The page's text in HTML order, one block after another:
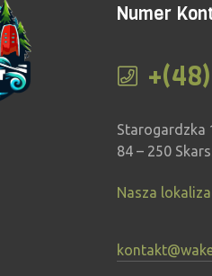
Numer
Starogardzka
84 – 250
Nasza